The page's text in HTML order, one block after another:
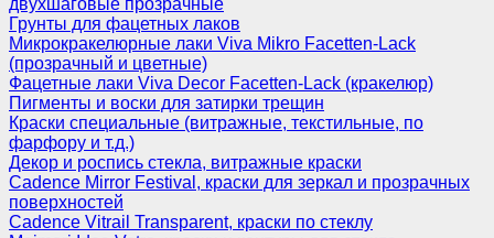
двухшаговые прозрачные
Грунты для фацетных лаков
Микрокракелюрные лаки Viva Mikro Facetten-Lack
(прозрачный и цветные)
Фацетные лаки Viva Decor Facetten-Lack (кракелюр)
Пигменты и воски для затирки трещин
Краски специальные (витражные, текстильные, по
фарфору и т.д.)
Декор и роспись стекла, витражные краски
Cadence Mirror Festival, краски для зеркал и прозрачных
поверхностей
Cadence Vitrail Transparent, краски по стеклу